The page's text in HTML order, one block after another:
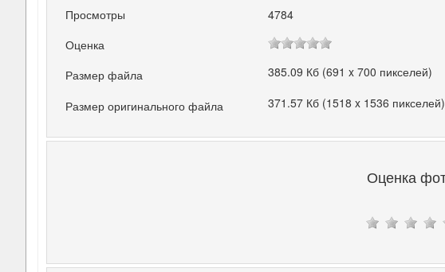
Просмотры
4784
Оценка
Размер файла
385.09 Кб (691 x 700 пикселей)
Размер оригинального файла 371.57 Кб (1518 x 1536 пикселей)
Оценка